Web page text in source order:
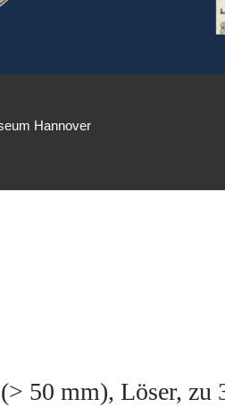
Hannover
50 mm), Löser, zu